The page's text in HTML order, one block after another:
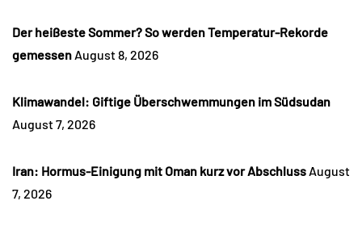
Der heißeste Sommer? So werden Temperatur-Rekorde
gemessen August 8, 2026
Klimawandel: Giftige Überschwemmungen im Südsudan
August 7, 2026
Iran: Hormus-Einigung mit Oman kurz vor Abschluss August
7, 2026